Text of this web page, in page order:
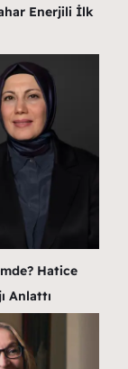
Enerjili İlk
Hatice
Anlattı